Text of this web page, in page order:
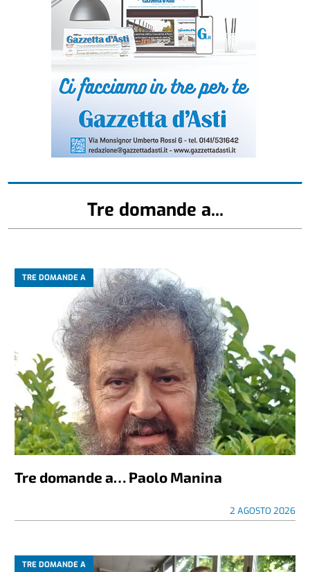
Tre domande a...
TRE DOMANDE A
Tre domande a… Paolo Manina
2 AGOSTO 2026
TRE DOMANDE A